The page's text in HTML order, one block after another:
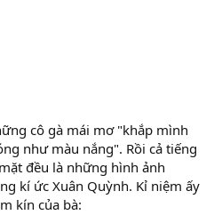
cô gà mái mơ "khắp mình
như màu nắng". Rồi cả tiếng
đều là những hình ảnh
kí ức Xuân Quỳnh. Kỉ niệm ấy
kín của bà: